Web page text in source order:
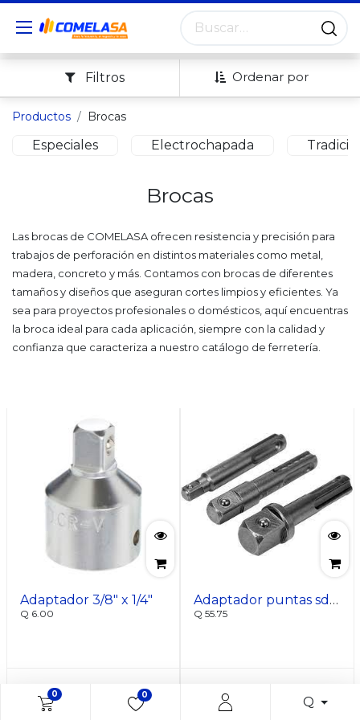
0 0 Q
Ordenar por
Filtros
Productos Brocas
Especiales Electrochapada
Brocas
Las brocas de COMELASA ofrecen resistencia y precisión para
trabajos de perforación en distintos materiales como metal,
madera, concreto y más. Contamos con brocas de diferentes
tamaños y diseños que aseguran cortes limpios y eficientes. Ya
sea para proyectos profesionales o domésticos, aquí encuentras
la broca ideal para cada aplicación, siempre con la calidad y
confianza que caracteriza a nuestro catálogo de ferretería.
Adaptador 3/8" x 1/4"
Q 6.00
Adaptador puntas sds plus para barreno 1/4 3/8 1/2
Q 55.75